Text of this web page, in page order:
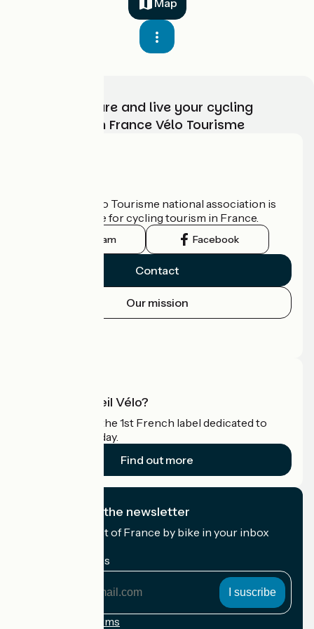
Choose, prepare and live your cycling
adventure with France Vélo Tourisme
The France Vélo Tourisme national association is
the official guide for cycling tourism in France.
Instagram Facebook
Contact
Our mission
What is Accueil Vélo?
Accueil Vélo is the 1st French label dedicated to
cyclists on holiday.
Find out more
I subscribe to the newsletter
Receive the best of France by bike in your inbox
My email address
Registration terms